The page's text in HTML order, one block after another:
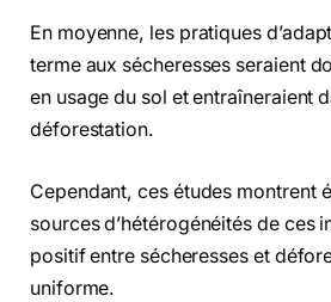
En moyenne, les pratiques
terme aux sécheresses seraient
en usage du sol et entraîneraient
déforestation.
Cependant, ces études montrent
sources d’hétérogénéités de ces
positif entre sécheresses et
uniforme.